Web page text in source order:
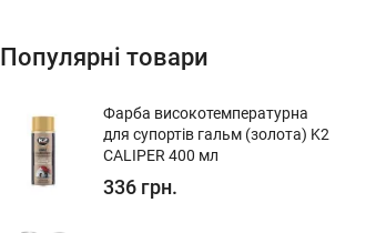
Популярні товари
Фарба високотемпературна
для супортів гальм (золота) K2
CALIPER 400 мл
336 грн.